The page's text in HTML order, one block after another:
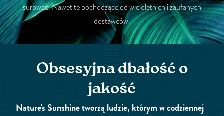
surowce. Nawet te pochodzące od wieloletnich i zaufanych
dostawców.
Obsesyjna dbałość o
jakość
Nature's Sunshine tworzą ludzie, którym w codziennej